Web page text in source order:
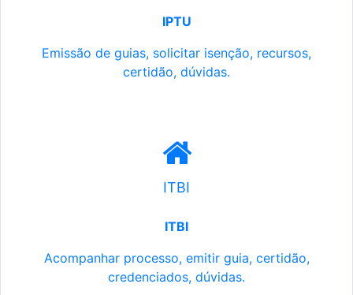
IPTU
Emissão de guias, solicitar isenção, recursos,
certidão, dúvidas.
ITBI
ITBI
Acompanhar processo, emitir guia, certidão,
credenciados, dúvidas.